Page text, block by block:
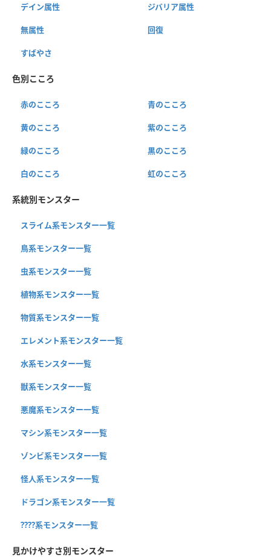
デイン属性 ジバリア属性
無属性 回復
すばやさ
色別こころ
赤のこころ 青のこころ
黄のこころ 紫のこころ
緑のこころ 黒のこころ
白のこころ 虹のこころ
系統別モンスター
スライム系モンスター一覧
鳥系モンスター一覧
虫系モンスター一覧
植物系モンスター一覧
物質系モンスター一覧
エレメント系モンスター一覧
水系モンスター一覧
獣系モンスター一覧
悪魔系モンスター一覧
マシン系モンスター一覧
ゾンビ系モンスター一覧
怪人系モンスター一覧
ドラゴン系モンスター一覧
????系モンスター一覧
見かけやすさ別モンスター